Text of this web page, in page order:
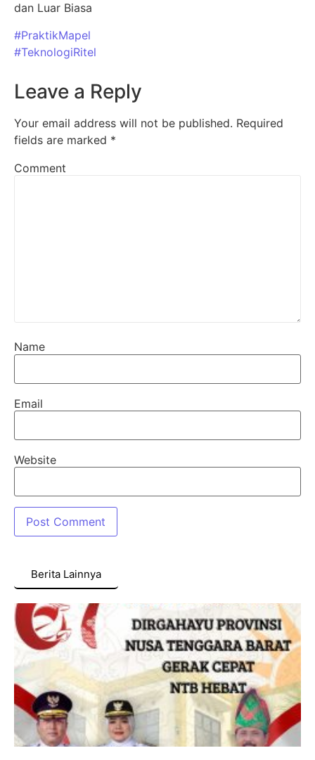
dan Luar Biasa
#PraktikMapel
#TeknologiRitel
Leave a Reply
Your email address will not be published. Required
fields are marked *
Comment
Name
Email
Website
Berita Lainnya